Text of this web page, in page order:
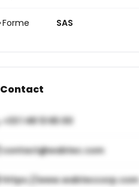
Forme SAS
Contact
+33 1 48 13 65 00
contact@wabtec.com
https://www.wabteccorp.com